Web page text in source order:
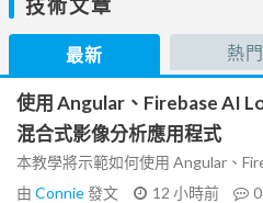
技術文章
最新 熱門
使用 Angular、Firebase AI
混合式影像分析應用程式
本教學將示範如何使用 Angular、
由 Connie發文 12 小時前 0